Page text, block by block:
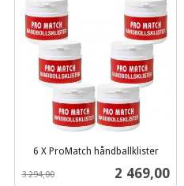
6 X ProMatch håndballklister
Tilbud
2 469,00
3 294,00
mva.